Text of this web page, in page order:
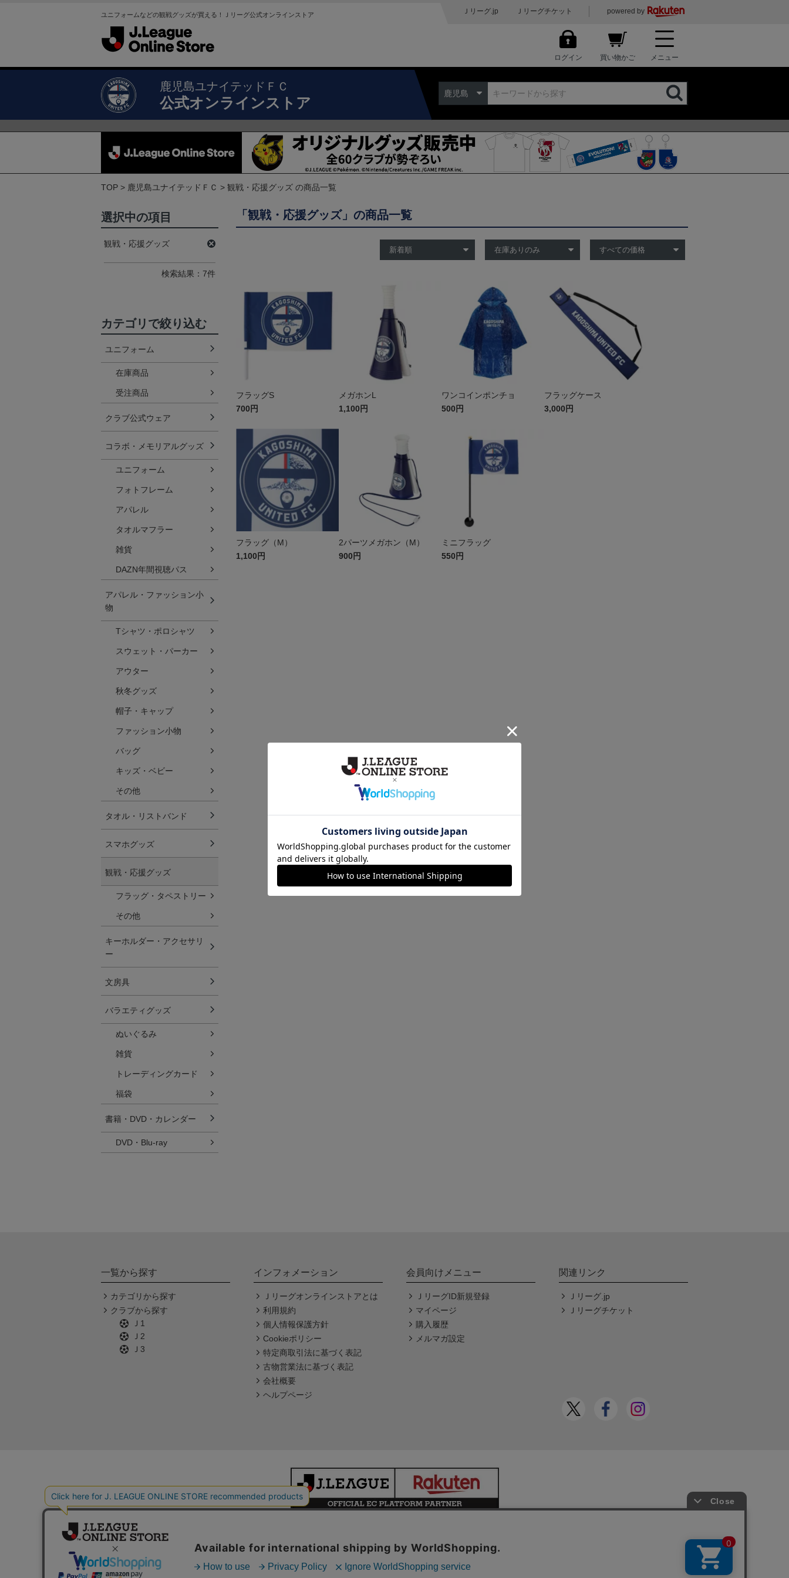
ユニフォームなどの観戦グッズが買える！Ｊリーグ公式オンラインストア Ｊリーグ.jp Ｊリーグチケット powered by
ログイン 買い物かご メニュー
鹿児島ユナイテッドＦＣ
公式オンラインストア
鹿児島
TOP 鹿児島ユナイテッドＦＣ 観戦・応援グッズ の商品一覧
「観戦・応援グッズ」の商品一覧
フラッグS
700円
メガホンL
1,100円
ワンコインポンチョ
500円
フラッグケース
3,000円
フラッグ（M）
1,100円
2パーツメガホン（M）
900円
ミニフラッグ
550円
選択中の項目
観戦・応援グッズ
検索結果：7件
カテゴリで絞り込む
ユニフォーム
在庫商品
受注商品
クラブ公式ウェア
コラボ・メモリアルグッズ
ユニフォーム
フォトフレーム
アパレル
タオルマフラー
雑貨
DAZN年間視聴パス
アパレル・ファッション小
物
Tシャツ・ポロシャツ
スウェット・パーカー
アウター
秋冬グッズ
帽子・キャップ
ファッション小物
バッグ
キッズ・ベビー
その他
タオル・リストバンド
スマホグッズ
観戦・応援グッズ
フラッグ・タペストリー
その他
キーホルダー・アクセサリ
ー
文房具
バラエティグッズ
ぬいぐるみ
雑貨
トレーディングカード
福袋
書籍・DVD・カレンダー
DVD・Blu-ray
一覧から探す
カテゴリから探す
クラブから探す
Ｊ1
Ｊ2
Ｊ3
インフォメーション
Ｊリーグオンラインストアとは
利用規約
個人情報保護方針
Cookieポリシー
特定商取引法に基づく表記
古物営業法に基づく表記
会社概要
ヘルプページ
会員向けメニュー
ＪリーグID新規登録
マイページ
購入履歴
メルマガ設定
関連リンク
Ｊリーグ.jp
Ｊリーグチケット
本サイトで使用している文章・画像等の無断での複製・転載を禁止します。
© JAPAN PROFESSIONAL FOOTBALL LEAGUE Rakuten Group, Inc.
ALL RIGHTS RESERVED.